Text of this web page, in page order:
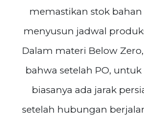
memastikan stok bahan
menyusun jadwal
Dalam materi Below
bahwa setelah PO,
biasanya ada jarak
setelah hubungan